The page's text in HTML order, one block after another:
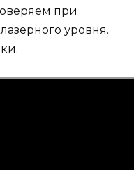
при
уровня.